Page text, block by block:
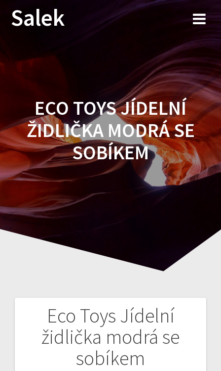
Przejdź
do
Salek
ECO TOYS JÍDELNÍ
ŽIDLIČKA MODRÁ SE
SOBÍKEM
Eco Toys Jídelní
židlička modrá se
sobíkem
Nawigacja
wpisu